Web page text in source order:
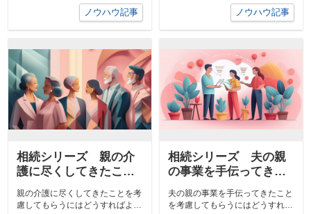
ノウハウ記事
ノウハウ記事
相続シリーズ 親の介
護に尽くしてきたこと
を考慮してもらうには
どうすればよいでしょ
親の介護に尽くしてきたことを考
慮してもらうにはどうすればよい
相続シリーズ 夫の親
の事業を手伝ってきた
ことを考慮してもらう
にはどうすればよいで
夫の親の事業を手伝ってきたこと
を考慮してもらうにはどうすれば